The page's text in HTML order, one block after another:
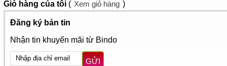
Giỏ hàng của tôi ( Xem giỏ hàng )
Đăng ký bản tin
Nhận tin khuyến mãi từ Bindo
GỬI